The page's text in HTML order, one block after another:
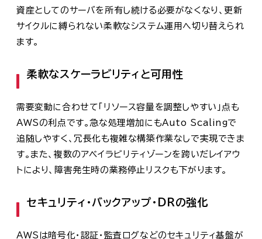
資産としてのサーバを所有し続ける必要がなくなり、更新
サイクルに縛られない柔軟なシステム運用へ切り替えられ
ます。
柔軟なスケーラビリティと可用性
需要変動に合わせて「リソース容量を調整しやすい」点も
AWSの利点です。急な処理増加にもAuto Scalingで
追随しやすく、冗長化も複雑な構築作業なしで実現できま
す。また、複数のアベイラビリティゾーンを跨いだレイアウ
トにより、障害発生時の業務停止リスクも下がります。
セキュリティ・バックアップ・DRの強化
AWSは暗号化・認証・監査ログなどのセキュリティ基盤が